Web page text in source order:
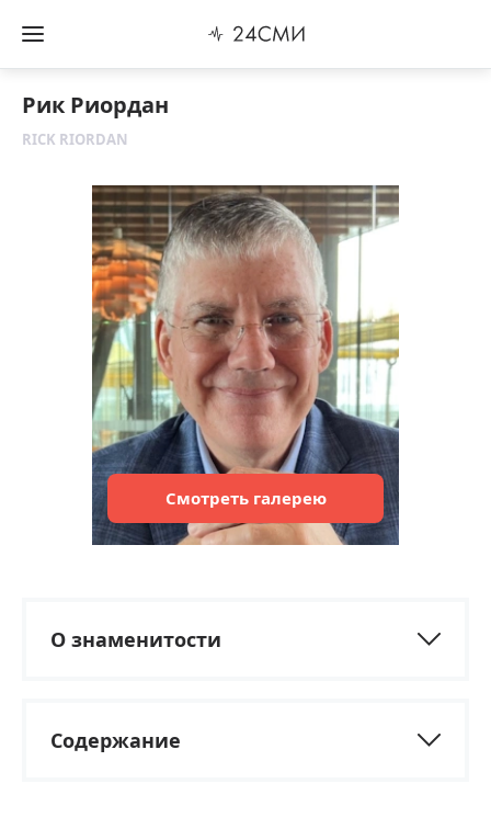
Рик Риордан
RICK RIORDAN
Смотреть галерею
О знаменитости
Содержание